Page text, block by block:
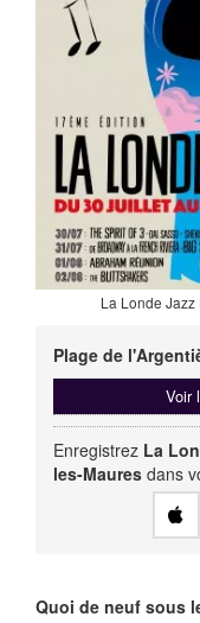
La Londe
Plage de
Voir
Enregistrez La
les-Maures dans
Quoi de neuf sous